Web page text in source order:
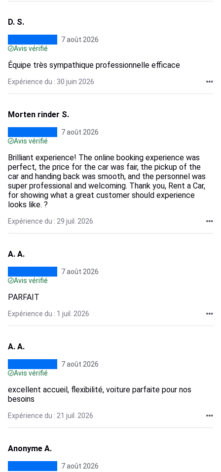
D. S.
7 août 2026
Avis vérifié
Équipe très sympathique professionnelle efficace
Expérience du : 30 juin 2026
Morten rinder S.
7 août 2026
Avis vérifié
Brilliant experience! The online booking experience was
perfect, the price for the car was fair, the pickup of the
car and handing back was smooth, and the personnel was
super professional and welcoming. Thank you, Rent a Car,
for showing what a great customer should experience
looks like. ?
Expérience du : 29 juil. 2026
A. A.
7 août 2026
Avis vérifié
PARFAIT
Expérience du : 1 juil. 2026
A. A.
7 août 2026
Avis vérifié
excellent accueil, flexibilité, voiture parfaite pour nos
besoins
Expérience du : 21 juil. 2026
Anonyme A.
7 août 2026